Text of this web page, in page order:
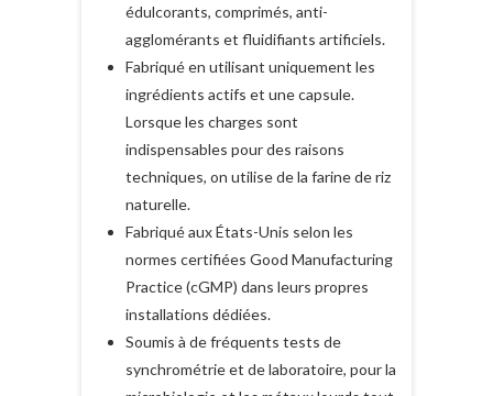
édulcorants, comprimés, anti-
agglomérants et fluidifiants artificiels.
Fabriqué en utilisant uniquement les
ingrédients actifs et une capsule.
Lorsque les charges sont
indispensables pour des raisons
techniques, on utilise de la farine de riz
naturelle.
Fabriqué aux États-Unis selon les
normes certifiées Good Manufacturing
Practice (cGMP) dans leurs propres
installations dédiées.
Soumis à de fréquents tests de
synchrométrie et de laboratoire, pour la